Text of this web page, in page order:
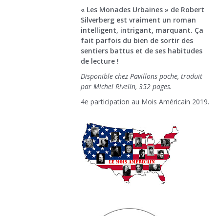
« Les Monades Urbaines » de Robert
Silverberg est vraiment un roman
intelligent, intrigant, marquant. Ça
fait parfois du bien de sortir des
sentiers battus et de ses habitudes
de lecture !
Disponible chez Pavillons poche, traduit
par Michel Rivelin, 352 pages.
4e participation au Mois Américain 2019.